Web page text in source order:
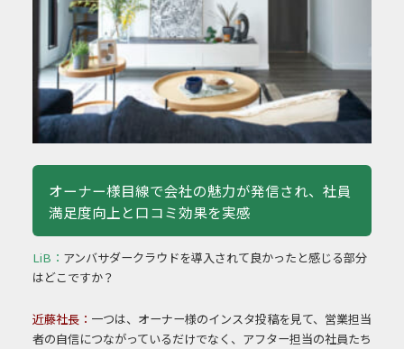
オーナー様目線で会社の魅力が発信され、 社員
満足度向上と口コミ効果を実感
LiB： アンバサダークラウドを導入されて良かったと感じる部分
はどこですか？
近藤社長： 一つは、オーナー様のインスタ投稿を見て、営業担当
者の自信につながっているだけでなく、アフター担当の社員たち